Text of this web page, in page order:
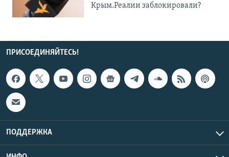
Крым.Реалии заблокировали?
ПРИСОЕДИНЯЙТЕСЬ!
ПОДДЕРЖКА